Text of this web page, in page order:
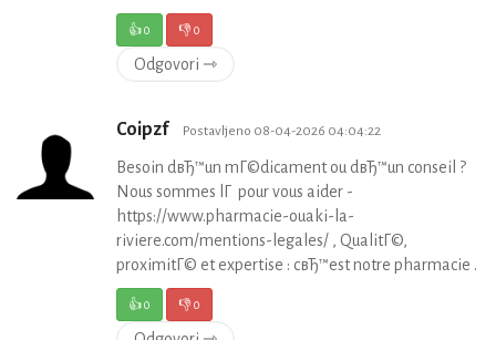
👍0 👎0
Odgovori ⇾
Coipzf Postavljeno 08-04-2026 04:04:22
Besoin dвЂ™un mГ©dicament ou dвЂ™un conseil ?
Nous sommes lГ pour vous aider -
https://www.pharmacie-ouaki-la-
riviere.com/mentions-legales/ , QualitГ©,
proximitГ© et expertise : cвЂ™est notre pharmacie .
👍0 👎0